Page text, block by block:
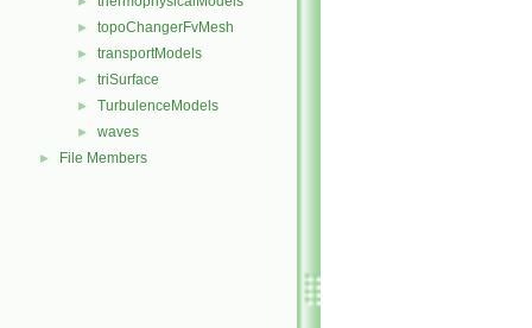
► topoChangerFvMesh
► transportModels
► triSurface
► TurbulenceModels
► waves
► File Members